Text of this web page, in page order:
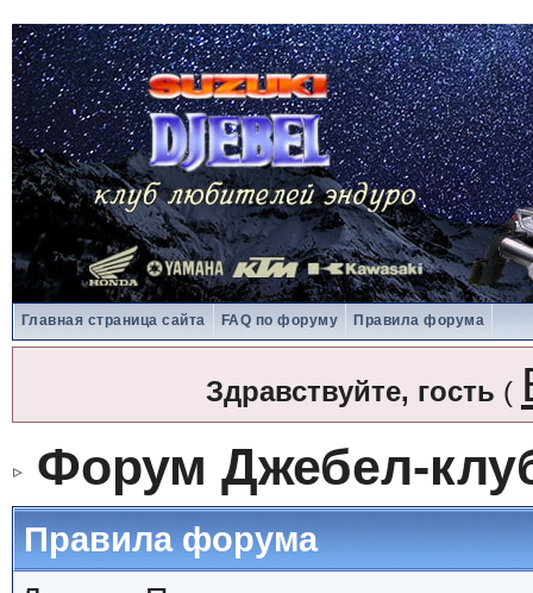
Главная страница сайта FAQ по форуму Правила форума
Здравствуйте, гость (
Форум Джебел-
Правила форума